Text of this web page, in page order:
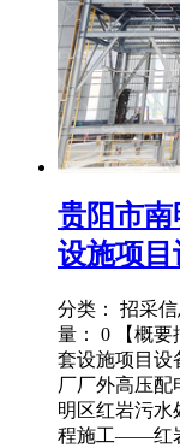
贵阳市
设施项目
分类： 招采
量： 0 【概
套设施项目
厂厂外高压配
明区红岩污水
程施工——红